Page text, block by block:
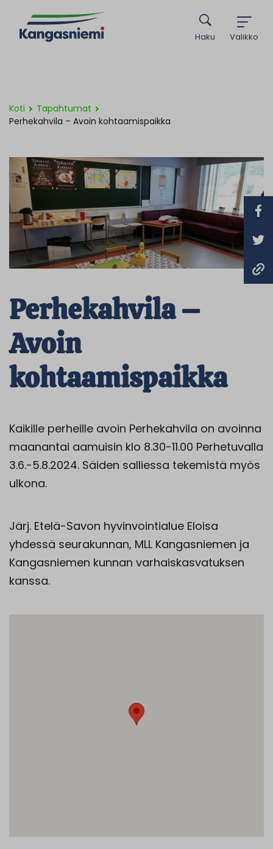
Valikko
Haku
Koti
Tapahtumat
Perhekahvila – Avoin kohtaamispaikka
Perhekahvila –
Avoin
kohtaamispaikka
Kaikille perheille avoin Perhekahvila on avoinna
maanantai aamuisin klo 8.30-11.00 Perhetuvalla
3.6.-5.8.2024. Säiden salliessa tekemistä myös
ulkona.
Järj. Etelä-Savon hyvinvointialue Eloisa
yhdessä seurakunnan, MLL Kangasniemen ja
Kangasniemen kunnan varhaiskasvatuksen
kanssa.